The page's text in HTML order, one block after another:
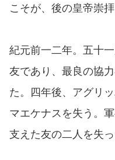
こそが、後の皇帝崇拝
紀元前一二年。五十
友であり、最良の協
た。四年後、アグリ
マエケナスを失う。
支えた友の二人を失っ